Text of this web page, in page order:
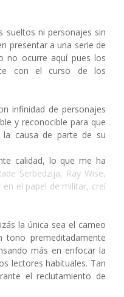
sueltos ni personajes sin
presentar a una serie de
no ocurre aquí pues los
con el curso de los
infinidad de personajes
y reconocible para que
causa de parte de su
calidad, lo que me ha
Serbedzija, Ray Wise,
en el papel de militar, creí
la única sea el cameo
premeditadamente
más en enfocar la
lectores habituales. Tan
el reclutamiento de